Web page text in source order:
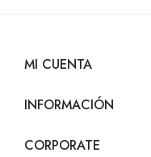
MI CUENTA
INFORMACIÓN
CORPORATE